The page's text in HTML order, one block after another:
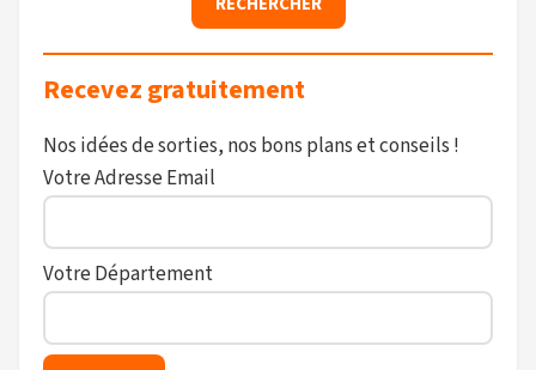
Recevez gratuitement
Nos idées de sorties, nos bons plans et conseils !
Votre Adresse Email
Votre Département